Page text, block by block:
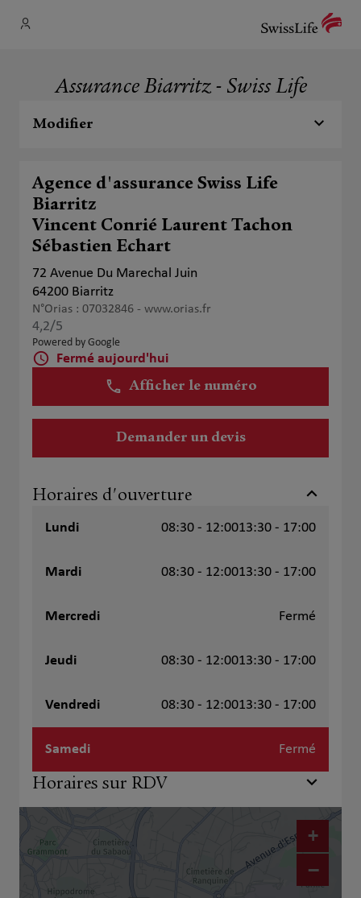
Assurance Biarritz - Swiss Life
Modifier
Agence d'assurance Swiss Life
Biarritz
Vincent Conrié Laurent Tachon
Sébastien Echart
72 Avenue Du Marechal Juin
64200 Biarritz
N°Orias : 07032846 - www.orias.fr
4,2/5
Powered by Google
Fermé aujourd'hui
Afficher le numéro
Demander un devis
Horaires d'ouverture
Lundi 08:30 - 12:0013:30 - 17:00
Mardi 08:30 - 12:0013:30 - 17:00
Mercredi Fermé
Jeudi 08:30 - 12:0013:30 - 17:00
Vendredi 08:30 - 12:0013:30 - 17:00
Samedi Fermé
Horaires sur RDV
+
−